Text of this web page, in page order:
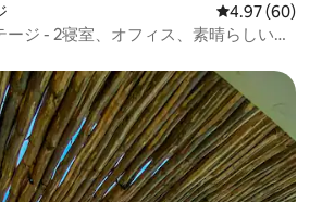
レビュー60
4.97 (60)
ジ - 2寝室、オフィス、素晴らしいパ